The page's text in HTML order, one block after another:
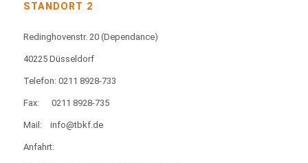
STANDORT 2
Redinghovenstr. 20 (Dependance)
40225 Düsseldorf
Telefon: 0211 8928-733
Fax: 0211 8928-735
Mail: info@tbkf.de
Anfahrt: